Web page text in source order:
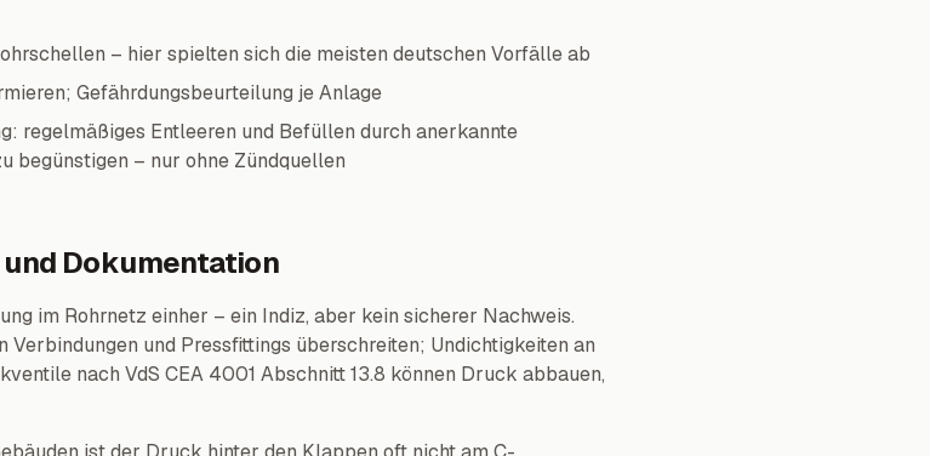
– hier spielten sich die meisten deutschen Vorfälle ab
Gefährdungsbeurteilung je Anlage
regelmäßiges Entleeren und Befüllen durch anerkannte
begünstigen – nur ohne Zündquellen
Dokumentation
im Rohrnetz einher – ein Indiz, aber kein sicherer Nachweis.
und Pressfittings überschreiten; Undichtigkeiten an
nach VdS CEA 4001 Abschnitt 13.8 können Druck abbauen,